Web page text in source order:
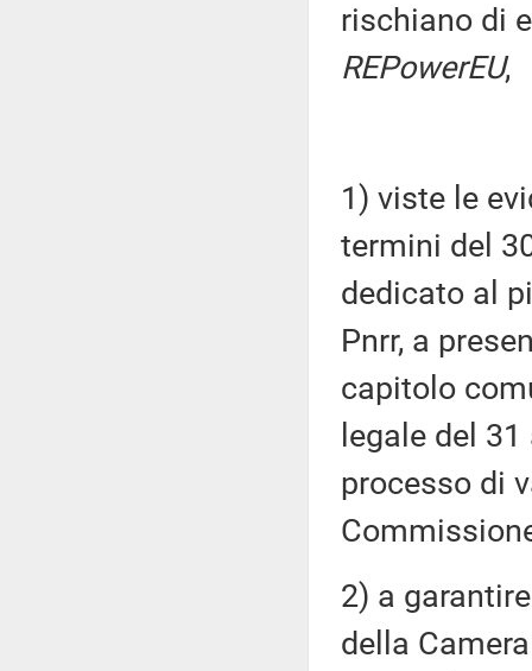
rischiano di
REPowerEU,
1) viste le
termini del
dedicato al
Pnrr, a
capitolo
legale del
processo di
2) a
della